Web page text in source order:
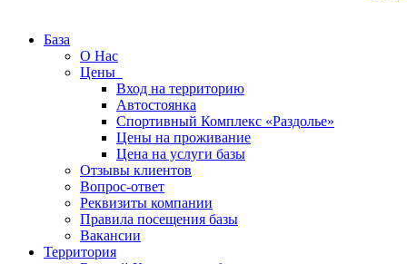
База
О Нас
Цены
Вход на территорию
Автостоянка
Спортивный Комплекс «Раздолье»
Цены на проживание
Цена на услуги базы
Отзывы клиентов
Вопрос-ответ
Реквизиты компании
Правила посещения базы
Вакансии
Территория